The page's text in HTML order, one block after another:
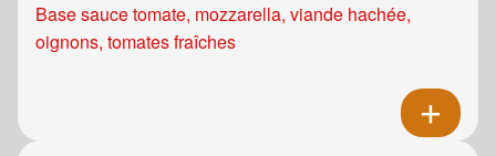
Base sauce tomate, mozzarella, viande hachée,
oignons, tomates fraîches